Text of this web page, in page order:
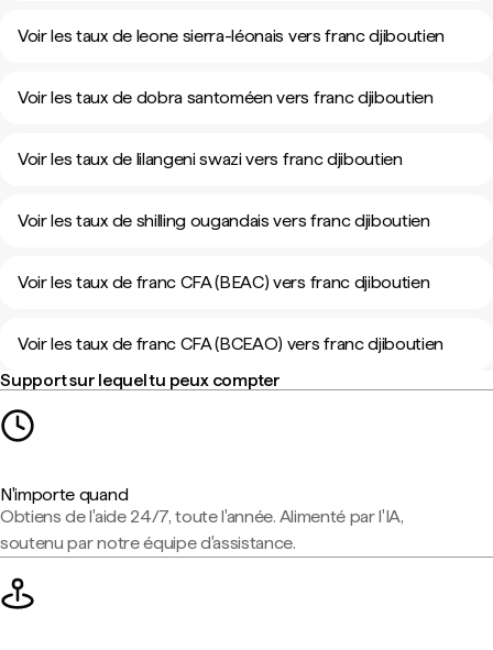
Voir les taux de leone sierra-léonais vers franc djiboutien
Voir les taux de dobra santoméen vers franc djiboutien
Voir les taux de lilangeni swazi vers franc djiboutien
Voir les taux de shilling ougandais vers franc djiboutien
Voir les taux de franc CFA (BEAC) vers franc djiboutien
Voir les taux de franc CFA (BCEAO) vers franc djiboutien
Support sur lequel tu peux compter
N'importe quand
Obtiens de l'aide 24/7, toute l'année. Alimenté par l'IA,
soutenu par notre équipe d'assistance.